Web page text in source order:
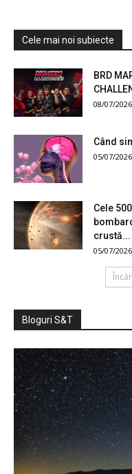
Cele mai noi subiecte
BRD
08/07/2026
Când
05/07/2026
Cele
crustă...
05/07/2026
Bloguri S&T